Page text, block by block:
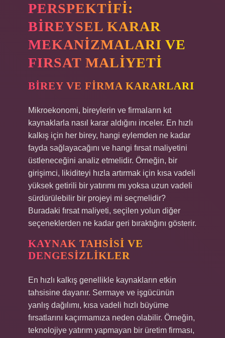
PERSPEKTIFI:
BIREYSEL KARAR
MEKANIZMALARI VE
FIRSAT MALIYETI
BIREY VE FIRMA KARARLARI
Mikroekonomi, bireylerin ve firmaların kıt
kaynaklarla nasıl karar aldığını inceler. En hızlı
kalkış için her birey, hangi eylemden ne kadar
fayda sağlayacağını ve hangi fırsat maliyetini
üstleneceğini analiz etmelidir. Örneğin, bir
girişimci, likiditeyi hızla artırmak için kısa vadeli
yüksek getirili bir yatırımı mı yoksa uzun vadeli
sürdürülebilir bir projeyi mi seçmelidir?
Buradaki fırsat maliyeti, seçilen yolun diğer
seçeneklerden ne kadar geri bıraktığını gösterir.
KAYNAK TAHSISI VE
DENGESIZLIKLER
En hızlı kalkış genellikle kaynakların etkin
tahsisine dayanır. Sermaye ve işgücünün
yanlış dağılımı, kısa vadeli hızlı büyüme
fırsatlarını kaçırmamıza neden olabilir. Örneğin,
teknolojiye yatırım yapmayan bir üretim firması,